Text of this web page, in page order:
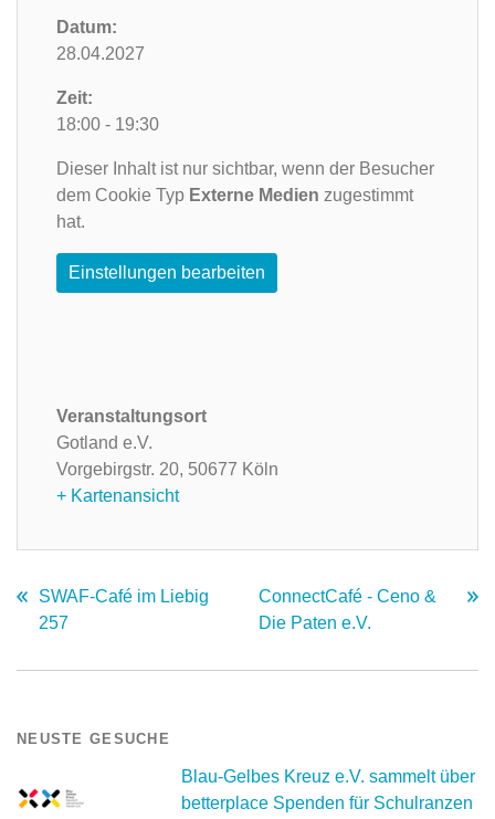
Datum:
28.04.2027
Zeit:
18:00 - 19:30
Dieser Inhalt ist nur sichtbar, wenn der Besucher
dem Cookie Typ Externe Medien zugestimmt
hat.
Einstellungen bearbeiten
Veranstaltungsort
Gotland e.V.
Vorgebirgstr. 20, 50677 Köln
+ Kartenansicht
SWAF-Café im Liebig
257
ConnectCafé - Ceno &
Die Paten e.V.
NEUSTE GESUCHE
Blau-Gelbes Kreuz e.V. sammelt über
betterplace Spenden für Schulranzen